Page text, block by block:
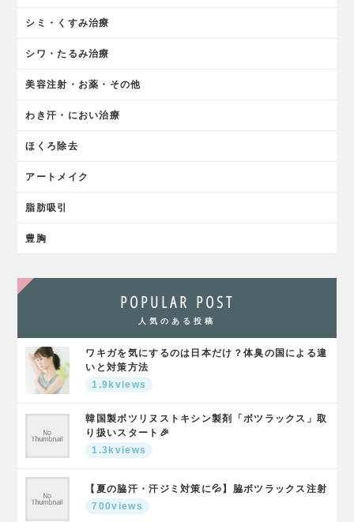
シミ・くすみ治療
シワ・たるみ治療
美容注射・お薬・その他
わき汗・におい治療
ほくろ除去
アートメイク
脂肪吸引
豊胸
POPULAR POST
人気のある投稿
ワキガを気にするのは日本だけ？体臭の国による違
いと対策方法
1.9kviews
韓国製ボツリヌストキシン製剤「ボツラックス」取
り扱いスタート🎉
1.3kviews
【夏の脇汗・汗ジミ対策に💦】脇ボツラックス注射
700views